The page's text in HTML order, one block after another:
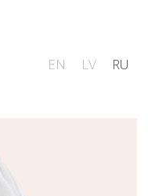
EN LV RU